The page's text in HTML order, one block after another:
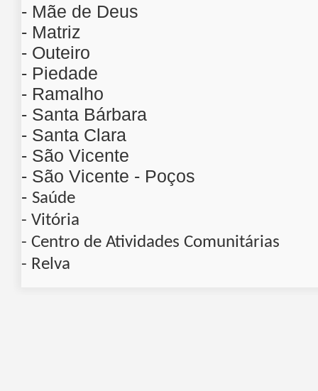
- Mãe de Deus
- Matriz
- Outeiro
- Piedade
- Ramalho
- Santa Bárbara
- Santa Clara
- São Vicente
- São Vicente - Poços
- Saúde
- Vitória
- Centro de Atividades Comunitárias
- Relva